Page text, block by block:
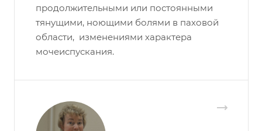
продолжительными или постоянными
тянущими, ноющими болями в паховой
области, изменениями характера
мочеиспускания.